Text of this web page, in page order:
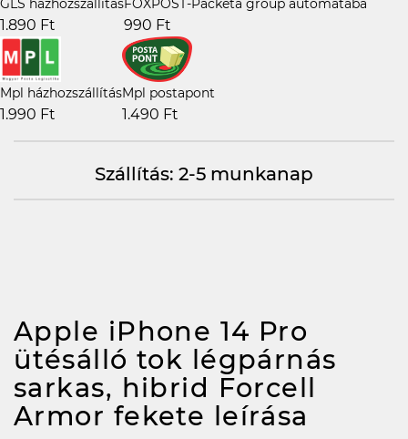
GLS házhozszállítás
1.890 Ft
FOXPOST-Packeta group automatába
990 Ft
Mpl házhozszállítás
1.990 Ft
Mpl postapont
1.490 Ft
Szállítás: 2-5 munkanap
Apple iPhone 14 Pro
ütésálló tok légpárnás
sarkas, hibrid Forcell
Armor fekete leírása